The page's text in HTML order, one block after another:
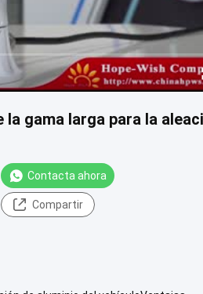
gama larga para la
Contacta ahora
Compartir